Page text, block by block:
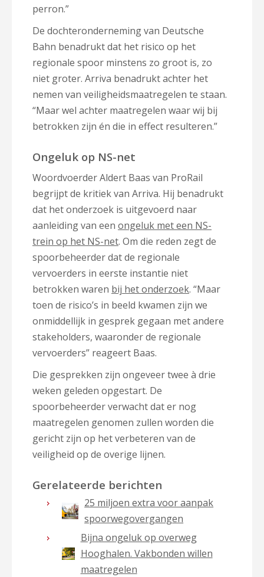
perron.”
De dochteronderneming van Deutsche
Bahn benadrukt dat het risico op het
regionale spoor minstens zo groot is, zo
niet groter. Arriva benadrukt achter het
nemen van veiligheidsmaatregelen te staan.
“Maar wel achter maatregelen waar wij bij
betrokken zijn én die in effect resulteren.”
Ongeluk op NS-net
Woordvoerder Aldert Baas van ProRail
begrijpt de kritiek van Arriva. Hij benadrukt
dat het onderzoek is uitgevoerd naar
aanleiding van een ongeluk met een NS-
trein op het NS-net. Om die reden zegt de
spoorbeheerder dat de regionale
vervoerders in eerste instantie niet
betrokken waren bij het onderzoek. “Maar
toen de risico’s in beeld kwamen zijn we
onmiddellijk in gesprek gegaan met andere
stakeholders, waaronder de regionale
vervoerders” reageert Baas.
Die gesprekken zijn ongeveer twee à drie
weken geleden opgestart. De
spoorbeheerder verwacht dat er nog
maatregelen genomen zullen worden die
gericht zijn op het verbeteren van de
veiligheid op de overige lijnen.
Gerelateerde berichten
25 miljoen extra voor aanpak
spoorwegovergangen
Bijna ongeluk op overweg
Hooghalen. Vakbonden willen
maatregelen